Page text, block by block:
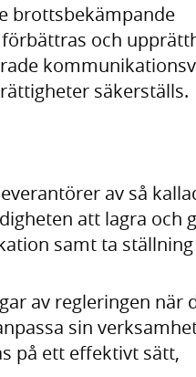
brottsbekämpande
och
säkerställs.
av så
att lagra och
samt ta
av regleringen när
sin
på ett effektivt sätt,